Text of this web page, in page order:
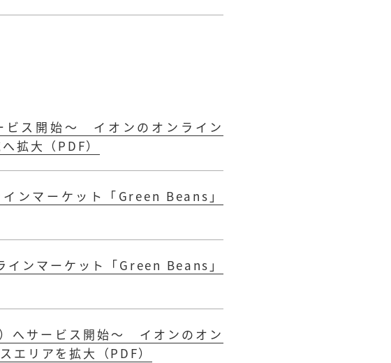
ビス開始～ イオンのオンライン
拡大（PDF）
ンマーケット「Green Beans」
ンマーケット「Green Beans」
へサービス開始～ イオンのオン
リアを拡大（PDF）